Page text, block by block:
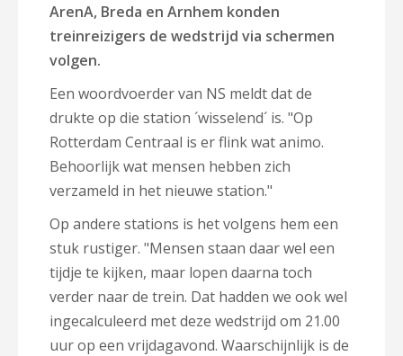
ArenA, Breda en Arnhem konden
treinreizigers de wedstrijd via schermen
volgen.
Een woordvoerder van NS meldt dat de
drukte op die station ´wisselend´ is. "Op
Rotterdam Centraal is er flink wat animo.
Behoorlijk wat mensen hebben zich
verzameld in het nieuwe station."
Op andere stations is het volgens hem een
stuk rustiger. "Mensen staan daar wel een
tijdje te kijken, maar lopen daarna toch
verder naar de trein. Dat hadden we ook wel
ingecalculeerd met deze wedstrijd om 21.00
uur op een vrijdagavond. Waarschijnlijk is de